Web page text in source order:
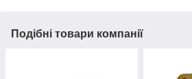
Подібні товари компанії